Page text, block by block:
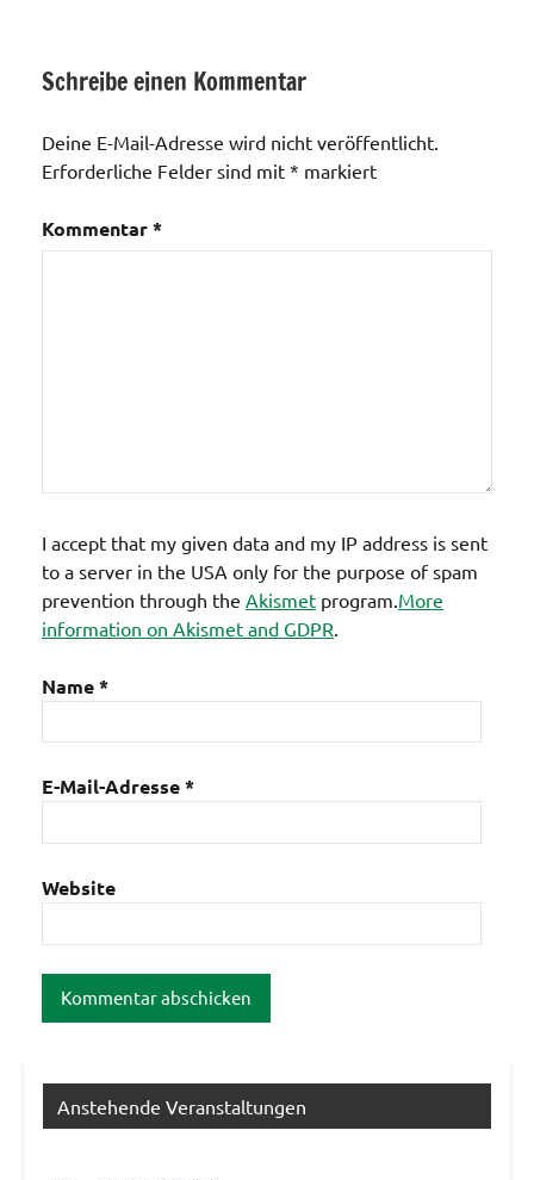
Holterhöfe
Schreibe einen Kommentar
Deine E-Mail-Adresse wird nicht veröffentlicht.
Erforderliche Felder sind mit * markiert
Kommentar*
I accept that my given data and my IP address is sent
to a server in the USA only for the purpose of spam
prevention through the Akismet program. More
information on Akismet and GDPR
Name*
E-Mail-Adresse*
Website
Anstehende Veranstaltungen